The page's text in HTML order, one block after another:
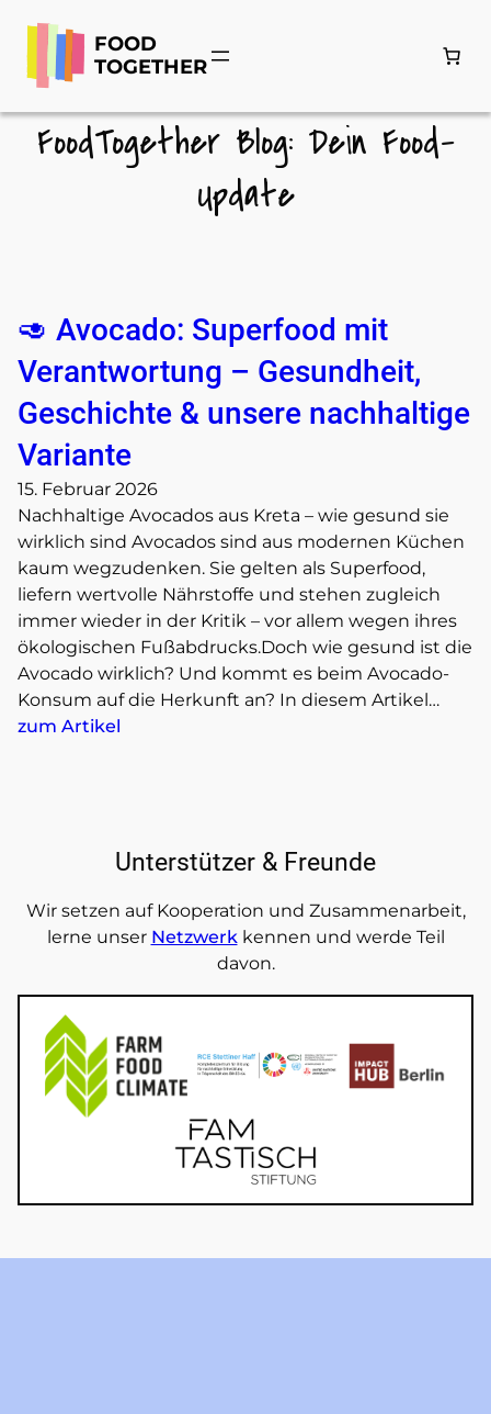
Inhalt
springen
FOOD
TOGETHER
FoodTogether Blog: Dein Food-
Update
🥑 Avocado: Superfood mit
Verantwortung – Gesundheit,
Geschichte & unsere nachhaltige
Variante
15. Februar 2026
Nachhaltige Avocados aus Kreta – wie gesund sie
wirklich sind Avocados sind aus modernen Küchen
kaum wegzudenken. Sie gelten als Superfood,
liefern wertvolle Nährstoffe und stehen zugleich
immer wieder in der Kritik – vor allem wegen ihres
ökologischen Fußabdrucks.Doch wie gesund ist die
Avocado wirklich? Und kommt es beim Avocado-
Konsum auf die Herkunft an? In diesem Artikel…
zum Artikel
Unterstützer & Freunde
Wir setzen auf Kooperation und Zusammenarbeit,
lerne unser Netzwerkkennen und werde Teil
davon.